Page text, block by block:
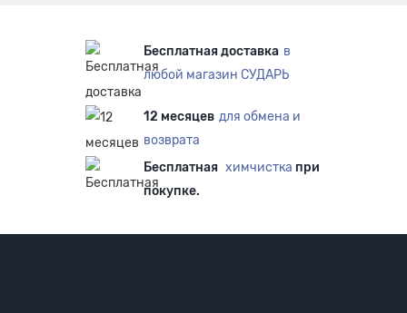
Бесплатная доставка в
любой магазин СУДАРЬ
12 месяцев для обмена и
возврата
Бесплатная химчистка при
покупке.